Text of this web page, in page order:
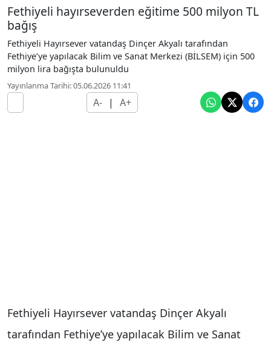
Fethiyeli hayırseverden eğitime 500 milyon TL
bağış
Fethiyeli Hayırsever vatandaş Dinçer Akyalı tarafından
Fethiye’ye yapılacak Bilim ve Sanat Merkezi (BİLSEM) için 500
milyon lira bağışta bulunuldu
Yayınlanma Tarihi: 05.06.2026 11:41
A- | A+
Fethiyeli Hayırsever vatandaş Dinçer Akyalı
tarafından Fethiye’ye yapılacak Bilim ve Sanat